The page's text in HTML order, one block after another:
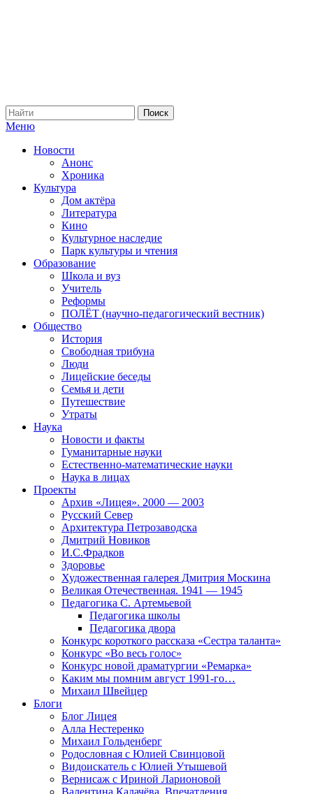
Меню
Новости
Анонс
Хроника
Культура
Дом актёра
Литература
Кино
Культурное наследие
Парк культуры и чтения
Образование
Школа и вуз
Учитель
Реформы
ПОЛЁТ (научно-педагогический вестник)
Общество
История
Свободная трибуна
Люди
Лицейские беседы
Семья и дети
Путешествие
Утраты
Наука
Новости и факты
Гуманитарные науки
Естественно-математические науки
Наука в лицах
Проекты
Архив «Лицея». 2000 — 2003
Русский Север
Архитектура Петрозаводска
Дмитрий Новиков
И.С.Фрадков
Здоровье
Художественная галерея Дмитрия Москина
Великая Отечественная. 1941 — 1945
Педагогика С. Артемьевой
Педагогика школы
Педагогика двора
Конкурс короткого рассказа «Сестра таланта»
Конкурс «Во весь голос»
Конкурс новой драматургии «Ремарка»
Каким мы помним август 1991-го…
Михаил Швейцер
Блоги
Блог Лицея
Алла Нестеренко
Михаил Гольденберг
Родословная с Юлией Свинцовой
Видоискатель с Юлией Утышевой
Вернисаж с Ириной Ларионовой